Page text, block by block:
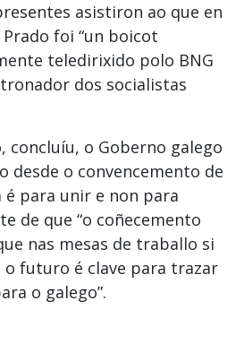
asistiron ao que en
foi “un boicot
teledirixido polo BNG
dos socialistas
concluíu, o Goberno galego
desde o convencemento de
é para unir e non para
de que “o coñecemento
nas mesas de traballo si
futuro é clave para trazar
o galego”.